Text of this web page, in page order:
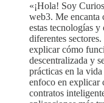
«¡Hola! Soy
web3. Me encanta
estas tecnologías
diferentes
explicar cómo
descentralizada y
prácticas en la
enfoco en explicar
contratos